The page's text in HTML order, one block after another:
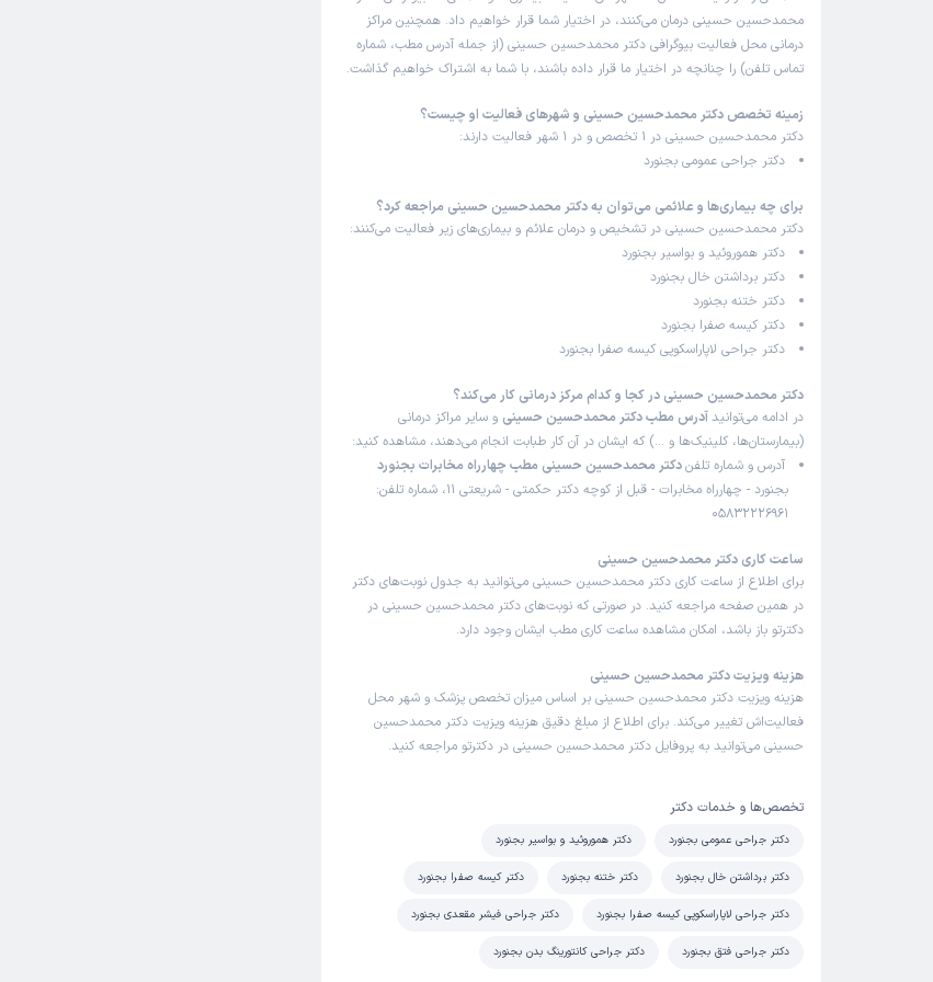
محمدحسین حسینی درمان می‌کنند، در اختیار شما قرار خواهیم داد. همچنین مراکز
درمانی محل فعالیت بیوگرافی دکتر محمدحسین حسینی (از جمله آدرس مطب، شماره
تماس تلفن) را چنانچه در اختیار ما قرار داده باشند، با شما به اشتراک خواهیم گذاشت.
زمینه تخصص دکتر محمدحسین حسینی و شهرهای فعالیت او چیست؟
دکتر محمدحسین حسینی در 1 تخصص و در 1 شهر فعالیت دارند:
دکتر جراحی عمومی بجنورد
برای چه بیماری‌ها و علائمی می‌توان به دکتر محمدحسین حسینی مراجعه کرد؟
دکتر محمدحسین حسینی در تشخیص و درمان علائم و بیماری‌های زیر فعالیت می‌کنند:
دکتر هموروئید و بواسیر بجنورد
دکتر برداشتن خال بجنورد
دکتر ختنه بجنورد
دکتر کیسه صفرا بجنورد
دکتر جراحی لاپاراسکوپی کیسه صفرا بجنورد
دکتر محمدحسین حسینی در کجا و کدام مرکز درمانی کار می‌کند؟
در ادامه می‌توانید آدرس مطب دکتر محمدحسین حسینی و سایر مراکز درمانی
(بیمارستان‌ها، کلینیک‌ها و …) که ایشان در آن کار طبابت انجام می‌دهند، مشاهده کنید:
آدرس و شماره تلفندکتر محمدحسین حسینی مطب چهارراه مخابرات بجنورد
بجنورد - چهارراه مخابرات - قبل از کوچه دکتر حکمتی - شریعتی 11، شماره تلفن:
05832226961
ساعت کاری دکتر محمدحسین حسینی
برای اطلاع از ساعت کاری دکتر محمدحسین حسینی می‌توانید به جدول نوبت‌های دکتر
در همین صفحه مراجعه کنید. در صورتی که نوبت‌های دکتر محمدحسین حسینی در
دکترتو باز باشد، امکان مشاهده ساعت کاری مطب ایشان وجود دارد.
هزینه ویزیت دکتر محمدحسین حسینی
هزینه ویزیت دکتر محمدحسین حسینی بر اساس میزان تخصص پزشک و شهر محل
فعالیت‌اش تغییر می‌کند. برای اطلاع از مبلغ دقیق هزینه ویزیت دکتر محمدحسین
حسینی می‌توانید به پروفایل دکتر محمدحسین حسینی در دکترتو مراجعه کنید.
تخصص‌ها و خدمات دکتر
دکتر جراحی عمومی بجنورد دکتر هموروئید و بواسیر بجنورد
دکتر برداشتن خال بجنورد دکتر ختنه بجنورد دکتر کیسه صفرا بجنورد
دکتر جراحی لاپاراسکوپی کیسه صفرا بجنورد دکتر جراحی فیشر مقعدی بجنورد
دکتر جراحی فتق بجنورد دکتر جراحی کانتورینگ بدن بجنورد